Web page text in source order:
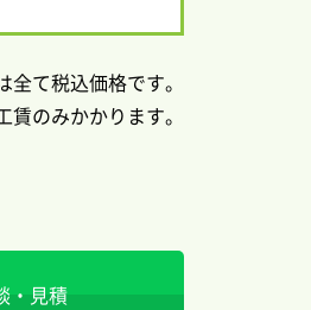
全て税込価格です。
のみかかります。
・見積